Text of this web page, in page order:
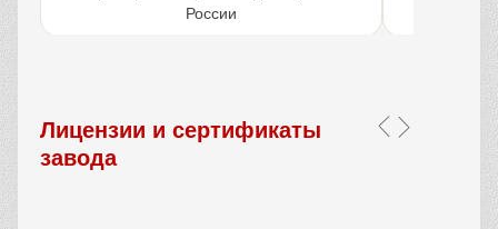
России
Лицензии и сертификаты
завода